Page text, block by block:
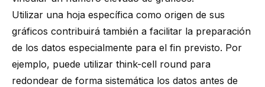
Utilizar una hoja específica como origen de sus
gráficos contribuirá también a facilitar la preparación
de los datos especialmente para el fin previsto. Por
ejemplo, puede utilizar think-cell round para
redondear de forma sistemática los datos antes de